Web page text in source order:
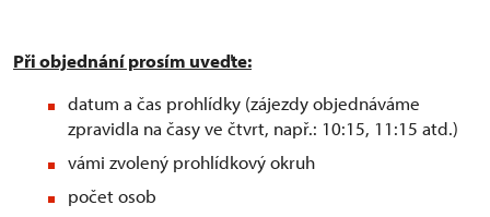
Při objednání prosím uveďte:
datum a čas prohlídky (zájezdy objednáváme
zpravidla na časy ve čtvrt, např.: 10:15, 11:15 atd.)
vámi zvolený prohlídkový okruh
počet osob